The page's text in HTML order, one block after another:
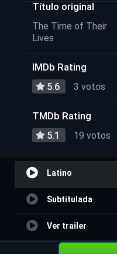
Título original
The Time of Their
Lives
IMDb Rating
5.6 3 votos
TMDb Rating
5.1 19 votos
Latino
Subtitulada
Ver trailer